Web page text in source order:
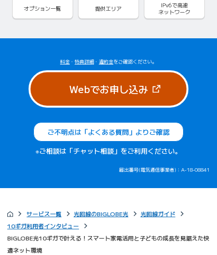
オプション一覧 提供エリア IPv6で高速
ネットワーク
料金 ・ 特典詳細 ・ 違約金をご確認ください。
Webでお申し込み（新しいタブ
ご不明点は「よくある質問」よりご確認
※ご相談は「チャット相談」をご利用ください。
届出番号(電気通信事業者)：A-18-08841
サービス一覧 光回線のBIGLOBE光
光回線ガイド
10ギガ利用者インタビュー
BIGLOBE光10ギガで叶える！スマート家電活用と子どもの成長を見据えた快
適ネット環境